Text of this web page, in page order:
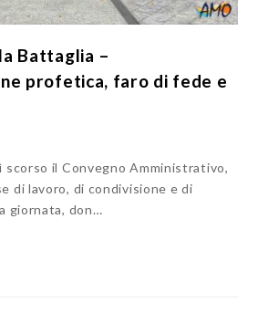
Battaglia –
profetica, faro di fede e
scorso il Convegno Amministrativo,
di lavoro, di condivisione e di
giornata, don…